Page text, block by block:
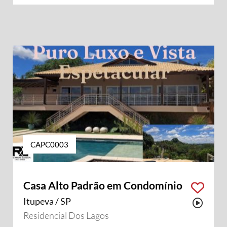
CAPC0003
Casa Alto Padrão em Condomínio
Itupeva / SP
Residencial Dos Lagos